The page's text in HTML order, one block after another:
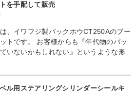
を手配して販売
、イワフジ製バックホウCT250Aのブー
トです。 お客様からも『年代物のバッ
いないかもしれない』というような形
ル用ステアリングシリンダーシールキ